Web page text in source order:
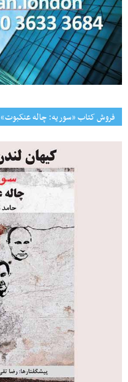
فروش کتاب «سوریه: چاله عنکبوت»